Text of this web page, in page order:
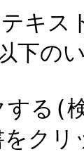
キス
下の
る(
クリ